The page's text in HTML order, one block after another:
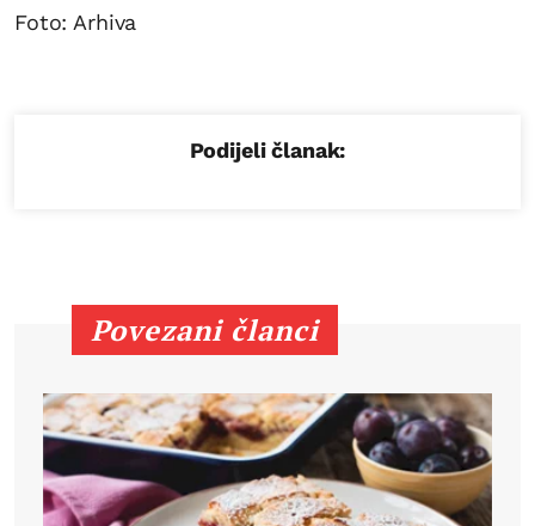
Foto: Arhiva
Podijeli članak:
Povezani članci